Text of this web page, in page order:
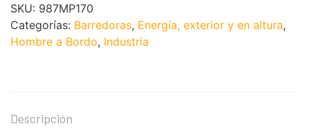
SKU: 987MP170
Categorías: Barredoras, Energía, exterior y en altura,
Hombre a Bordo, Industria
Descripción